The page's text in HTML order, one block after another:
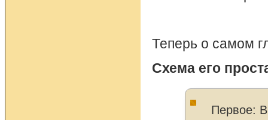
Теперь о самом
Схема его
Первое: